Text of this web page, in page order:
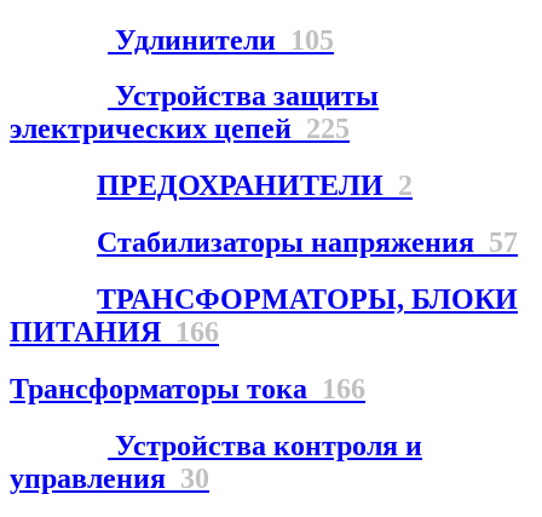
Удлинители 105
Устройства защиты
электрических цепей 225
ПРЕДОХРАНИТЕЛИ 2
Стабилизаторы напряжения 57
ТРАНСФОРМАТОРЫ, БЛОКИ
ПИТАНИЯ 166
Трансформаторы тока 166
Устройства контроля и
управления 30